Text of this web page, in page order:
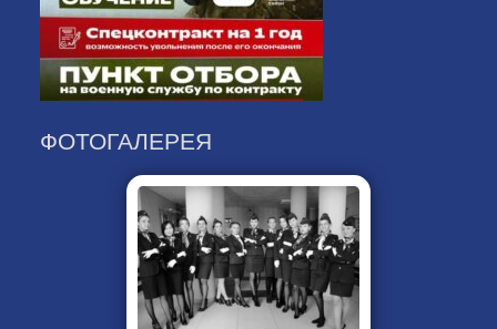
ФОТОГАЛЕРЕЯ